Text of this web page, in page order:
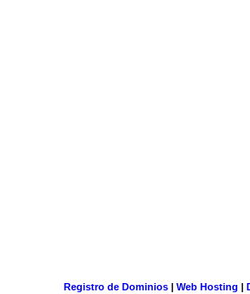
Registro de Dominios| Web Hosting |